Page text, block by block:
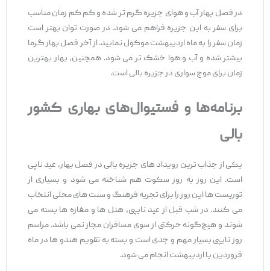
در فصل بهار آب و هوای جزیره گرم تر شده و کم کم زمان مناسب
برای سفر به این جزیره فراهم می شود. در صورت توان بهتر است
زمان سفر را به ماه اردیبهشت موکول نمایید. از آخر فصل بهار گرما
بیشتر شده و آب و هوا خشک تر می شود. همچنین، بهار بهترین
زمان برای موج‌ سواری در جزیره بالی است.
برنامه‌ها و فستیوال‌های بهاری کشور
بالی
یکی از جذاب ‌ترین رویداد های جزیره بالی در فصل بهار، عید ناپی
است. این روز به روز سکوت هم شناخته می ‌شود و بسیاری از
توریست‌ ها این روز را برای تجربه فرهنگ و سنت‌ های محلی انتخاب
می‌ کنند. در شب قبل از عید نایپی، هتل ‌ها و مغازه ‌ها بسته می
‌شوند و هیچ‌گونه حرکتی از سوی مسافران مجاز نمی ‌باشد. مراسم
روز نایپی بسیار مهم و جدی است و بسته به تقویم هندو ها در ماه
فروردین یا اردیبهشت انجام می ‌شود.